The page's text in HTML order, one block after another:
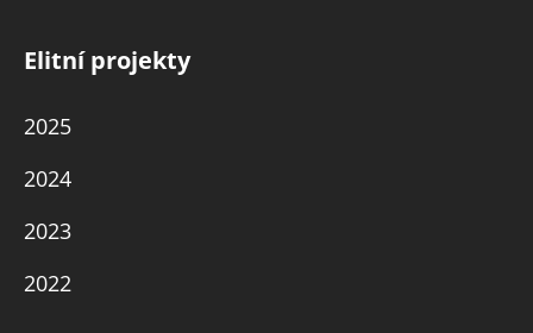
Elitní projekty
2025
2024
2023
2022